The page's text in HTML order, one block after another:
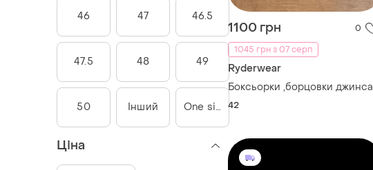
1100 грн
0
1045 грн з 07 серп
Ryderwear
Боксьорки ,борцовки джинса
42
46 47 46.5
47.5 48 49
50 Інший One size
Ціна